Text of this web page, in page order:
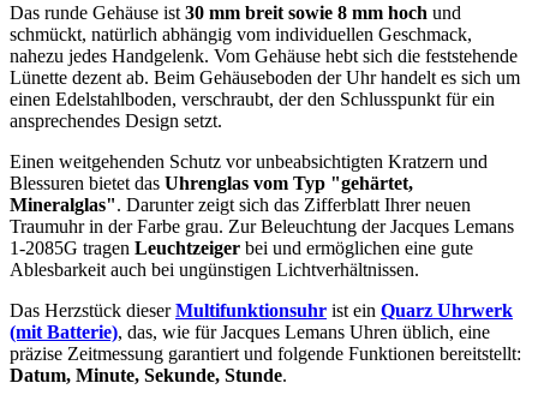
Das runde Gehäuse ist 30 mm breit sowie 8 mm hoch und
schmückt, natürlich abhängig vom individuellen Geschmack,
nahezu jedes Handgelenk. Vom Gehäuse hebt sich die feststehende
Lünette dezent ab. Beim Gehäuseboden der Uhr handelt es sich um
einen Edelstahlboden, verschraubt, der den Schlusspunkt für ein
ansprechendes Design setzt.
Einen weitgehenden Schutz vor unbeabsichtigten Kratzern und
Blessuren bietet das Uhrenglas vom Typ "gehärtet,
Mineralglas". Darunter zeigt sich das Zifferblatt Ihrer neuen
Traumuhr in der Farbe grau. Zur Beleuchtung der Jacques Lemans
1-2085G tragen Leuchtzeiger bei und ermöglichen eine gute
Ablesbarkeit auch bei ungünstigen Lichtverhältnissen.
Das Herzstück dieserMultifunktionsuhr ist ein Quarz Uhrwerk
(mit Batterie), das, wie für Jacques Lemans Uhren üblich, eine
präzise Zeitmessung garantiert und folgende Funktionen bereitstellt:
Datum, Minute, Sekunde, Stunde.